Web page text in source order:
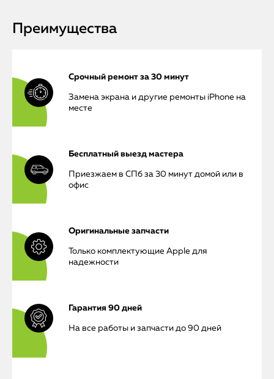
Преимущества
Срочный ремонт за 30 минут
Замена экрана и другие ремонты iPhone на
месте
Бесплатный выезд мастера
Приезжаем в СПб за 30 минут домой или в
офис
Оригинальные запчасти
Только комплектующие Apple для
надежности
Гарантия 90 дней
На все работы и запчасти до 90 дней